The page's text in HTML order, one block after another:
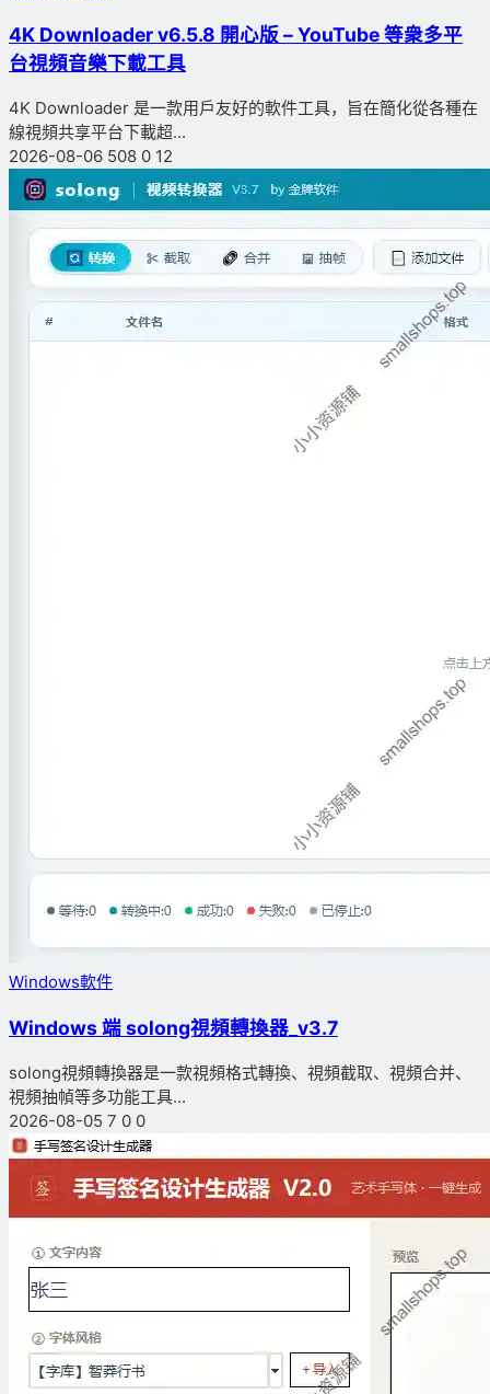
4K Downloader v6.5.8 開心版 – YouTube 等衆多平
台視頻音樂下載工具
4K Downloader 是一款用戶友好的軟件工具，旨在簡化從各種在
線視頻共享平台下載超...
2026-08-06 508 0 12
Windows軟件
Windows 端 solong視頻轉換器_v3.7
solong視頻轉換器是一款視頻格式轉換、視頻截取、視頻合并、
視頻抽幀等多功能工具...
2026-08-05 7 0 0